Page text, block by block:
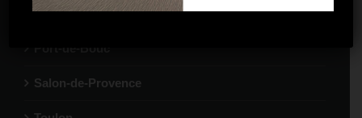
Marignane
Port-de-Bouc
Salon-de-Provence